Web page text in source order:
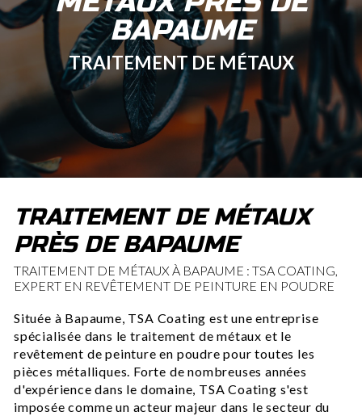
BAPAUME
TRAITEMENT DE MÉTAUX
TRAITEMENT DE MÉTAUX
PRÈS DE BAPAUME
TRAITEMENT DE MÉTAUX À BAPAUME : TSA COATING,
EXPERT EN REVÊTEMENT DE PEINTURE EN POUDRE
Située à Bapaume, TSA Coating est une entreprise
spécialisée dans le traitement de métaux et le
revêtement de peinture en poudre pour toutes les
pièces métalliques. Forte de nombreuses années
d'expérience dans le domaine, TSA Coating s'est
imposée comme un acteur majeur dans le secteur du